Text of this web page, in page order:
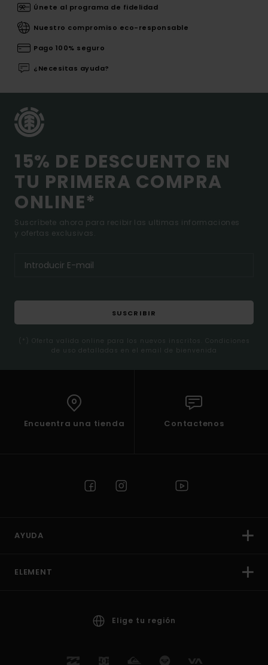
Únete al programa de fidelidad
Nuestro compromiso eco-responsable
Pago 100% seguro
¿Necesitas ayuda?
15% DE DESCUENTO EN
TU PRIMERA COMPRA
ONLINE*
Suscríbete ahora para recibir las ultimas informaciones
y ofertas exclusivas.
SUSCRIBIR
(*) Oferta valida online para los nuevos inscritos. Condiciones
de uso detalladas en el email de bienvenida
Encuentra una tienda Contactenos
AYUDA
ELEMENT
Elige tu región